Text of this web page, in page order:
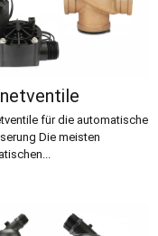
für die automatische
Die meisten